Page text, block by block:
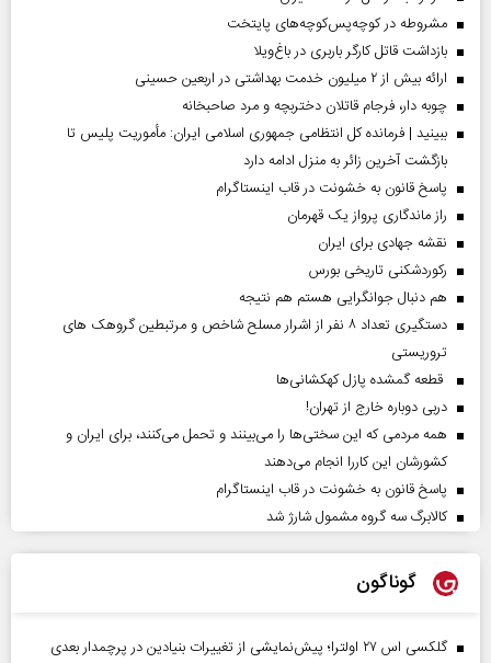
مشروطه در کوچه‌پس‌کوچه‌های پایتخت
بازداشت قاتل کارگر باربری در باغ‌ویلا
ارائه بیش از ۲ میلیون خدمت بهداشتی در اربعین حسینی
چوبه دار، فرجام قاتلان دختربچه و مرد صاحبخانه
ببینید | فرمانده کل انتظامی جمهوری اسلامی ایران­: مأموریت پلیس تا
بازگشت آخرین زائر به منزل ادامه دارد
پاسخ قانون به خشونت در قاب اینستاگرام
راز ماندگاری پرواز یک قهرمان
نقشه جهادی برای ایران
رکوردشکنی تاریخی بورس
هم دنبال جوانگرایی هستم هم نتیجه
دستگیری تعداد ۸ نفر از اشرار مسلح شاخص و مرتبطین گروهک های
تروریستی
قطعه گمشده پازل کهکشانی‌ها
دربی دوباره خارج از تهران!
همه مردمی که این سختی‌ها را می‌بینند و تحمل می‌کنند، برای ایران و
کشورشان این کاررا انجام می‌دهند
پاسخ قانون به خشونت در قاب اینستاگرام
کالابرگ سه گروه مشمول شارژ شد
گوناگون
گلکسی اس ۲۷ اولترا؛ پیش‌نمایشی از تغییرات بنیادین در پرچمدار بعدی